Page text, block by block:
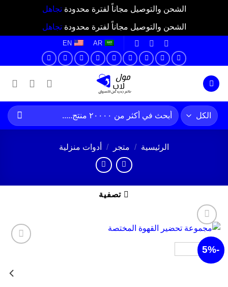
الشحن والتوصيل مجاناً لفترة محدودةتجاهل
الشحن والتوصيل مجاناً لفترة محدودةتجاهل
AR
EN
البحث
عن:
الرئيسية / متجر / أدوات منزلية
تصفية
الرغبات